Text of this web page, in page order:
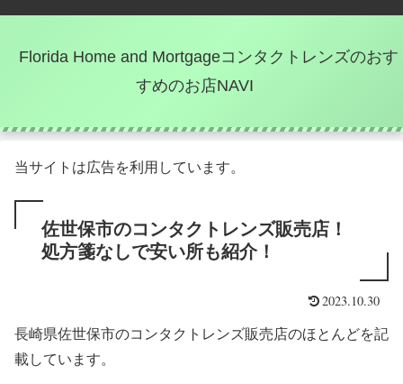
Florida Home and Mortgageコンタクトレンズのおす
すめのお店NAVI
当サイトは広告を利用しています。
佐世保市のコンタクトレンズ販売店！
処方箋なしで安い所も紹介！
2023.10.30
長崎県佐世保市のコンタクトレンズ販売店のほとんどを記
載しています。